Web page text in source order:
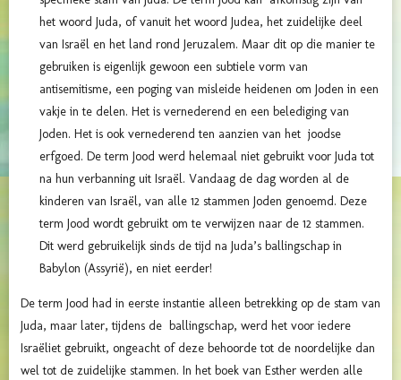
het woord Juda, of vanuit het woord Judea, het zuidelijke deel
van Israël en het land rond Jeruzalem. Maar dit op die manier te
gebruiken is eigenlijk gewoon een subtiele vorm van
antisemitisme, een poging van misleide heidenen om Joden in een
vakje in te delen. Het is vernederend en een belediging van
Joden. Het is ook vernederend ten aanzien van het joodse
erfgoed. De term Jood werd helemaal niet gebruikt voor Juda tot
na hun verbanning uit Israël. Vandaag de dag worden al de
kinderen van Israël, van alle 12 stammen Joden genoemd. Deze
term Jood wordt gebruikt om te verwijzen naar de 12 stammen.
Dit werd gebruikelijk sinds de tijd na Juda’s ballingschap in
Babylon (Assyrië), en niet eerder!
De term Jood had in eerste instantie alleen betrekking op de stam van
Juda, maar later, tijdens de ballingschap, werd het voor iedere
Israëliet gebruikt, ongeacht of deze behoorde tot de noordelijke dan
wel tot de zuidelijke stammen. In het boek van Esther werden alle